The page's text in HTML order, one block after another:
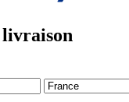
livraison